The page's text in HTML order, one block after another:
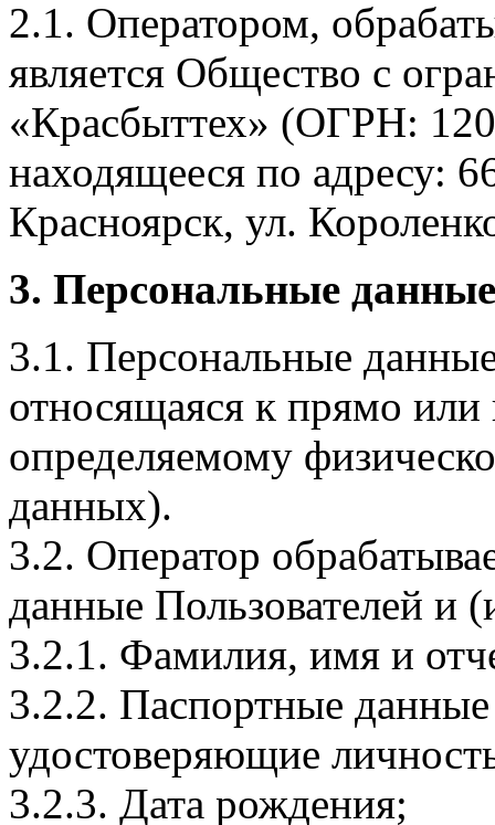
2.1. Оператором,
является Общество с
«Красбыттех» (ОГРН:
находящееся по адресу:
Красноярск, ул.
3. Персональные
3.1. Персональные
относящаяся к прямо
определяемому
данных).
3.2. Оператор
данные Пользователей и
3.2.1. Фамилия, имя и
3.2.2. Паспортные
удостоверяющие
3.2.3. Дата рождения;